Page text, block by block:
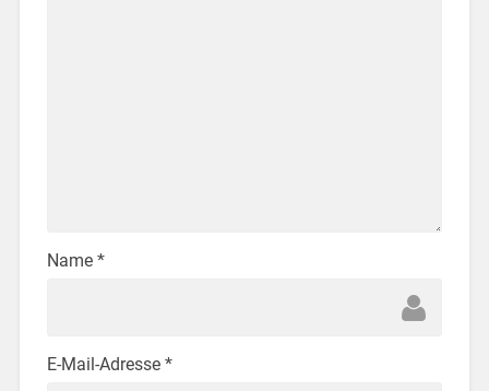
Name *
E-Mail-Adresse *